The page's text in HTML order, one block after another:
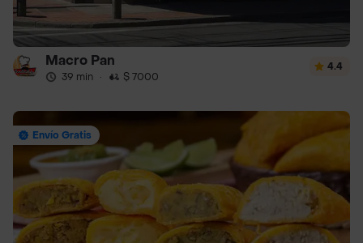
Macro Pan
39 min · $ 7000
4.4
Envío Gratis